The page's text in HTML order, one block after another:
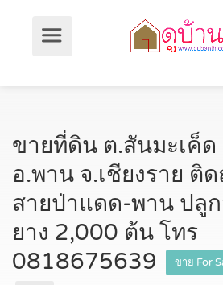
ขายที่ดิน ต.สันมะเค็ด
อ.พาน จ.เชียงราย ติ
สายป่าแดด-พาน ปลู
ยาง 2,000 ต้น โทร
0818675639
ขาย For